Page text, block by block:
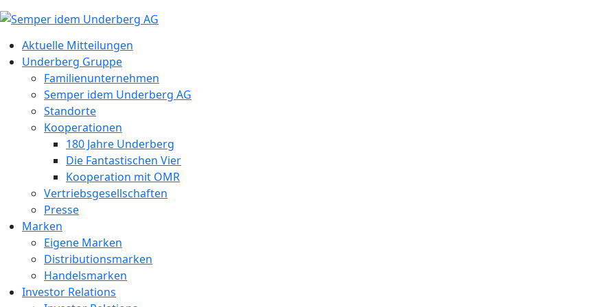
Aktuelle Mitteilungen
Underberg Gruppe
Familienunternehmen
Semper idem Underberg AG
Standorte
Kooperationen
180 Jahre Underberg
Die Fantastischen Vier
Kooperation mit OMR
Vertriebsgesellschaften
Presse
Marken
Eigene Marken
Distributionsmarken
Handelsmarken
Investor Relations